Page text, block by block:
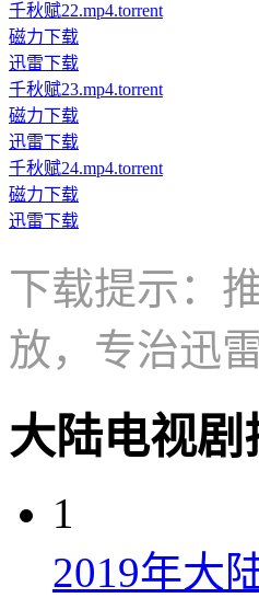
千秋赋22.mp4.torrent
磁力下载
迅雷下载
千秋赋23.mp4.torrent
磁力下载
迅雷下载
千秋赋24.mp4.torrent
磁力下载
迅雷下载
下载提示：
放，专治迅
大陆电视剧
1
2019年大